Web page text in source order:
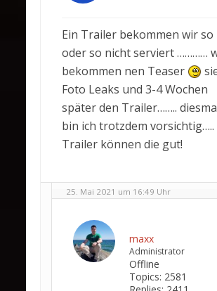
Ein Trailer bekommen wir so
oder so nicht serviert …………
bekommen nen Teaser
Foto Leaks und 3-4 Wochen
später den Trailer……..
bin ich trotzdem vorsichtig…..
Trailer können die gut!
25. Mai 2021 um 16:49 Uhr
maxx
Administrator
Offline
Topics: 2581